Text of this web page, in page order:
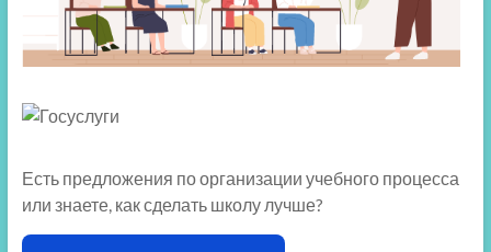
Есть предложения по организации учебного процесса
или знаете, как сделать школу лучше?